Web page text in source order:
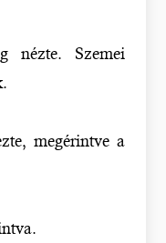
nézte. Szemei
megérintve a